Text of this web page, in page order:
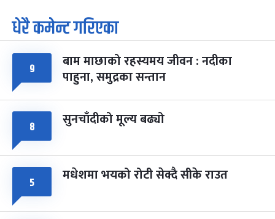
७
आइत
पूर्णिमा व्रत
चैत्र ७, २०८३-Mar 21, 2027
८ फागुपूर्णिमा
चैत्र ८, २०८३-Mar 22, 2027
७ महिना बाँकी
धेरै कमेन्ट गरिएका
९ बाम माछाको रहस्यमय जीवन : नदीका
पाहुना, समुद्रका सन्तान
८ सुनचाँदीको मूल्य बढ्यो
५ मधेशमा भयको रोटी सेक्दै सीके राउत